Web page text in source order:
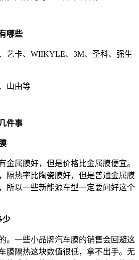
哪些
艺卡、WIIKYLE、3M、圣科、强生
山由等
件事
金属膜好，但是价格比金属膜便宜。
隔热率比陶瓷膜好，但是普通金属膜
所以一些新能源车型一定要问好这个
少
。一些小品牌汽车膜的销售会回避这
膜隔热这块数值很低，拿不出手。无